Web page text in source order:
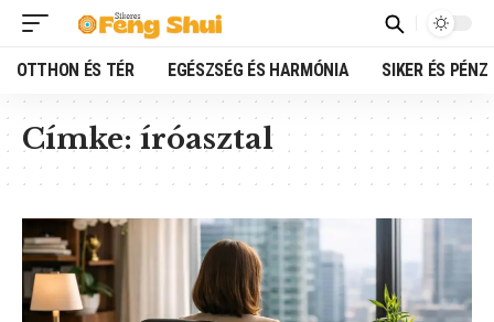
OTTHON ÉS TÉR EGÉSZSÉG ÉS HARMÓNIA SIKER ÉS PÉNZ
Címke:íróasztal